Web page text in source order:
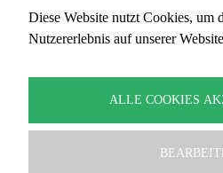
Datenschutzbestimmungen
Diese Website nutzt Cookies, um
Nutzererlebnis auf unserer
ALLE COOKIES